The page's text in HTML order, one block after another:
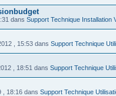
dans Support Technique Installation
, 15:53 dans Support Technique
, 18:51 dans Support Technique
, 18:16 dans Support Technique